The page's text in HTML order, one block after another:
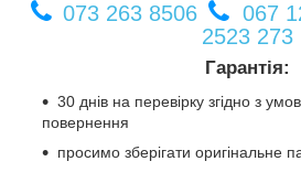
073 263 8506 067
2523 273
Гарантія:
30 днів на перевірку згідно з
повернення
просимо зберігати оригінальне